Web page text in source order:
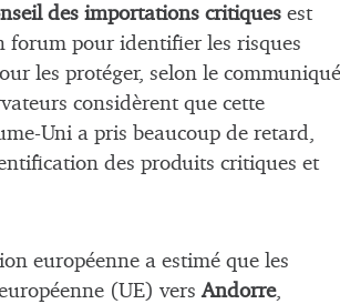
des importations critiques est
forum pour identifier les risques
les protéger, selon le communiqué
considèrent que cette
Uni a pris beaucoup de retard,
des produits critiques et
européenne a estimé que les
(UE) vers Andorre,